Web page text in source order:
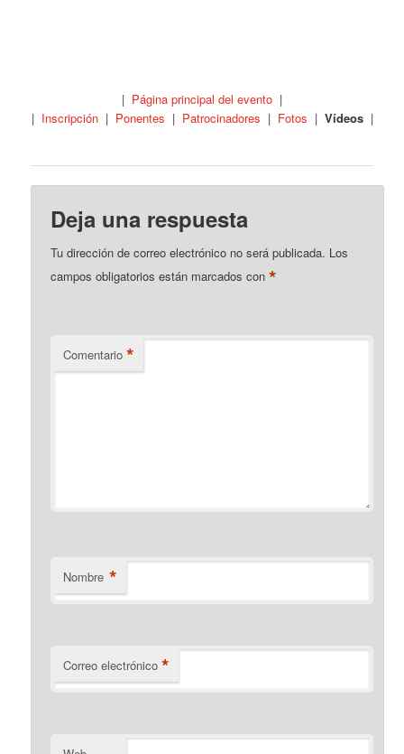
| Página principal del evento |
| Inscripción| Ponentes | Patrocinadores | Fotos | Vídeos|
Deja una respuesta
Tu dirección de correo electrónico no será publicada. Los
campos obligatorios están marcados con*
Comentario *
Nombre *
Correo electrónico *